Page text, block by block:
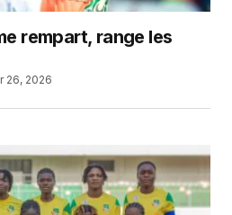
rempart, range les
26, 2026